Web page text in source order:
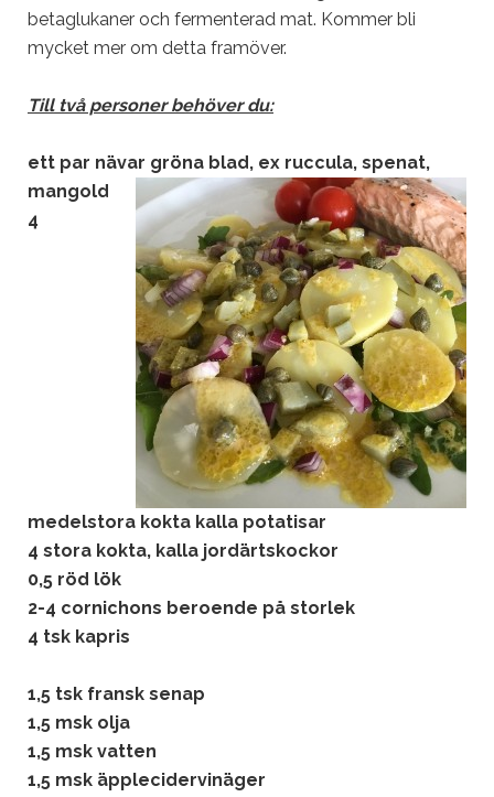
betaglukaner och fermenterad mat. Kommer bli
mycket mer om detta framöver.
Till två personer behöver du:
ett par nävar gröna blad, ex ruccula, spenat,
mangold
4
medelstora kokta kalla potatisar
4 stora kokta, kalla jordärtskockor
0,5 röd lök
2-4 cornichons beroende på storlek
4 tsk kapris
1,5 tsk fransk senap
1,5 msk olja
1,5 msk vatten
1,5 msk äpplecidervinäger